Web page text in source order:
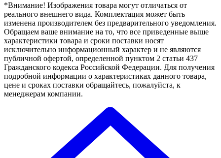
*Внимание! Изображения товара могут отличаться от
реального внешнего вида. Комплектация может быть
изменена производителем без предварительного уведомления.
Обращаем ваше внимание на то, что все приведенные выше
характеристики товара и сроки поставки носят
исключительно информационный характер и не являются
публичной офертой, определенной пунктом 2 статьи 437
Гражданского кодекса Российской Федерации. Для получения
подробной информации о характеристиках данного товара,
цене и сроках поставки обращайтесь, пожалуйста, к
менеджерам компании.